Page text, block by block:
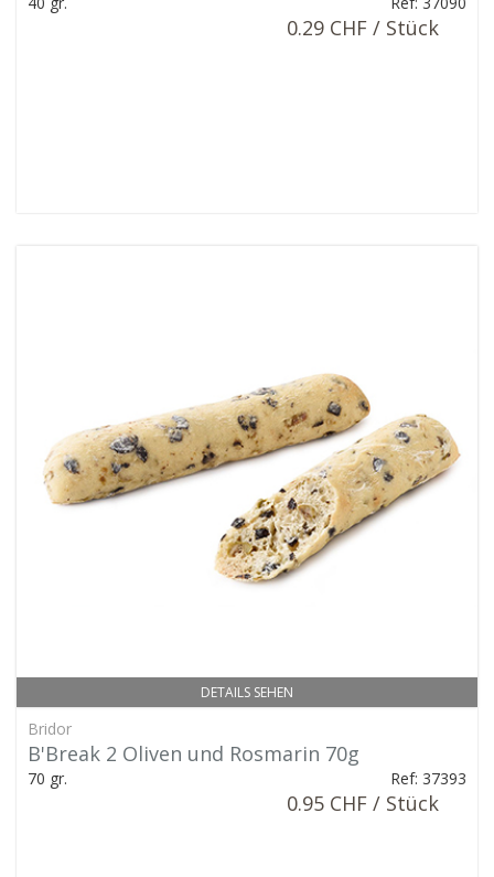
0.29 CHF / Stück
DETAILS SEHEN
Bridor
B'Break 2 Oliven und Rosmarin 70g
70 gr. Ref: 37393
0.95 CHF / Stück